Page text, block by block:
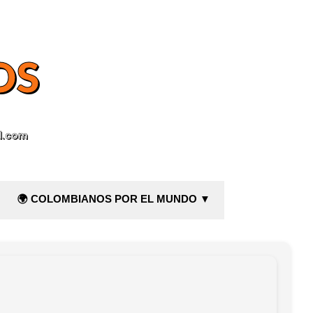
🌍 COLOMBIANOS POR EL MUNDO ▼